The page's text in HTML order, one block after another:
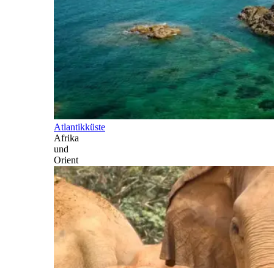
Atlantikküste
Afrika
und
Orient